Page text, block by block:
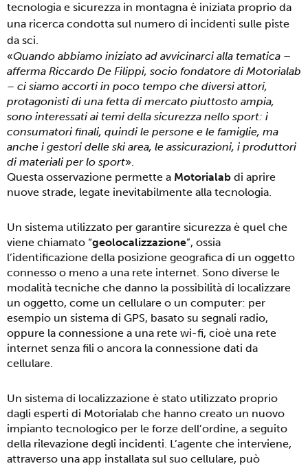
tecnologia e sicurezza in montagna è iniziata proprio da
una ricerca condotta sul numero di incidenti sulle piste
da sci.
«Quando abbiamo iniziato ad avvicinarci alla tematica –
afferma Riccardo De Filippi, socio fondatore di Motorialab
– ci siamo accorti in poco tempo che diversi attori,
protagonisti di una fetta di mercato piuttosto ampia,
sono interessati ai temi della sicurezza nello sport: i
consumatori finali, quindi le persone e le famiglie, ma
anche i gestori delle ski area, le assicurazioni, i produttori
di materiali per lo sport».
Questa osservazione permette a Motorialab di aprire
nuove strade, legate inevitabilmente alla tecnologia.
Un sistema utilizzato per garantire sicurezza è quel che
viene chiamato “geolocalizzazione”, ossia
l’identificazione della posizione geografica di un oggetto
connesso o meno a una rete internet. Sono diverse le
modalità tecniche che danno la possibilità di localizzare
un oggetto, come un cellulare o un computer: per
esempio un sistema di GPS, basato su segnali radio,
oppure la connessione a una rete wi-fi, cioè una rete
internet senza fili o ancora la connessione dati da
cellulare.
Un sistema di localizzazione è stato utilizzato proprio
dagli esperti di Motorialab che hanno creato un nuovo
impianto tecnologico per le forze dell’ordine, a seguito
della rilevazione degli incidenti. L’agente che interviene,
attraverso una app installata sul suo cellulare, può